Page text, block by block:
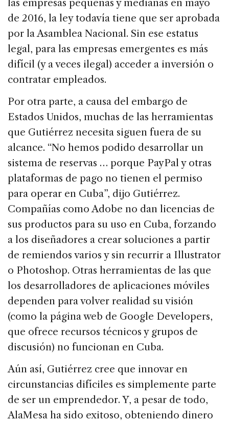
las empresas pequeñas y medianas en mayo
de 2016, la ley todavía tiene que ser aprobada
por la Asamblea Nacional. Sin ese estatus
legal, para las empresas emergentes es más
difícil (y a veces ilegal) acceder a inversión o
contratar empleados.
Por otra parte, a causa del embargo de
Estados Unidos, muchas de las herramientas
que Gutiérrez necesita siguen fuera de su
alcance. “No hemos podido desarrollar un
sistema de reservas … porque PayPal y otras
plataformas de pago no tienen el permiso
para operar en Cuba”, dijo Gutiérrez.
Compañías como Adobe no dan licencias de
sus productos para su uso en Cuba, forzando
a los diseñadores a crear soluciones a partir
de remiendos varios y sin recurrir a Illustrator
o Photoshop. Otras herramientas de las que
los desarrolladores de aplicaciones móviles
dependen para volver realidad su visión
(como la página web de Google Developers,
que ofrece recursos técnicos y grupos de
discusión) no funcionan en Cuba.
Aún así, Gutiérrez cree que innovar en
circunstancias difíciles es simplemente parte
de ser un emprendedor. Y, a pesar de todo,
AlaMesa ha sido exitoso, obteniendo dinero